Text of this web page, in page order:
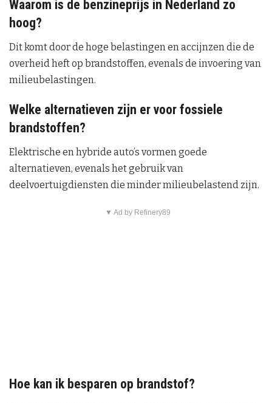
Waarom is de benzineprijs in Nederland zo
hoog?
Dit komt door de hoge belastingen en accijnzen die de
overheid heft op brandstoffen, evenals de invoering van
milieubelastingen.
Welke alternatieven zijn er voor fossiele
brandstoffen?
Elektrische en hybride auto’s vormen goede
alternatieven, evenals het gebruik van
deelvoertuigdiensten die minder milieubelastend zijn.
▼ Ad by Refinery89
Hoe kan ik besparen op brandstof?